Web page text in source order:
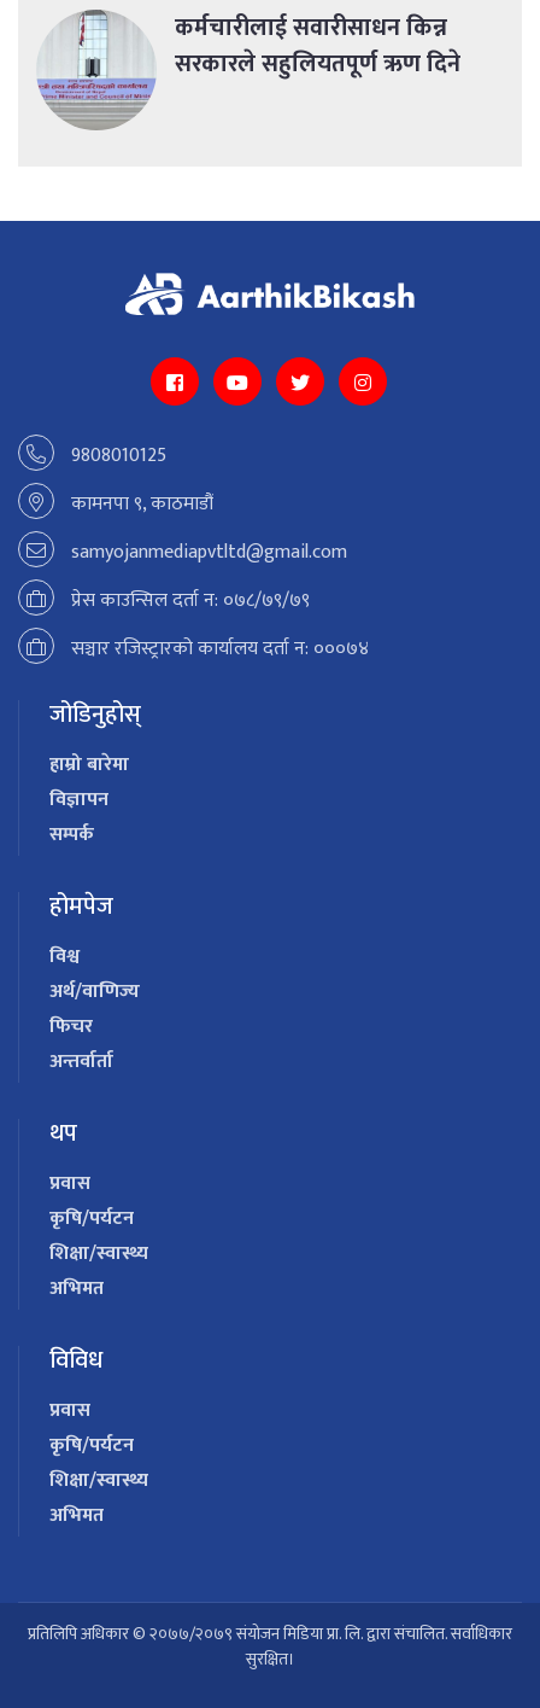
कर्मचारीलाई सवारीसाधन किन्न
सरकारले सहुलियतपूर्ण ऋण दिने
9808010125
कामनपा ९, काठमाडौं
samyojanmediapvtltd@gmail.com
प्रेस काउन्सिल दर्ता न: ०७८/७९/७९
सञ्चार रजिस्ट्रारको कार्यालय दर्ता न: ०००७४
जोडिनुहोस्
हाम्रो बारेमा
विज्ञापन
सम्पर्क
होमपेज
विश्व
अर्थ/वाणिज्य
फिचर
अन्तर्वार्ता
थप
प्रवास
कृषि/पर्यटन
शिक्षा/स्वास्थ्य
अभिमत
विविध
प्रवास
कृषि/पर्यटन
शिक्षा/स्वास्थ्य
अभिमत
प्रतिलिपि अधिकार © २०७७/२०७९ संयोजन मिडिया प्रा. लि. द्वारा संचालित. सर्वाधिकार
सुरक्षित।